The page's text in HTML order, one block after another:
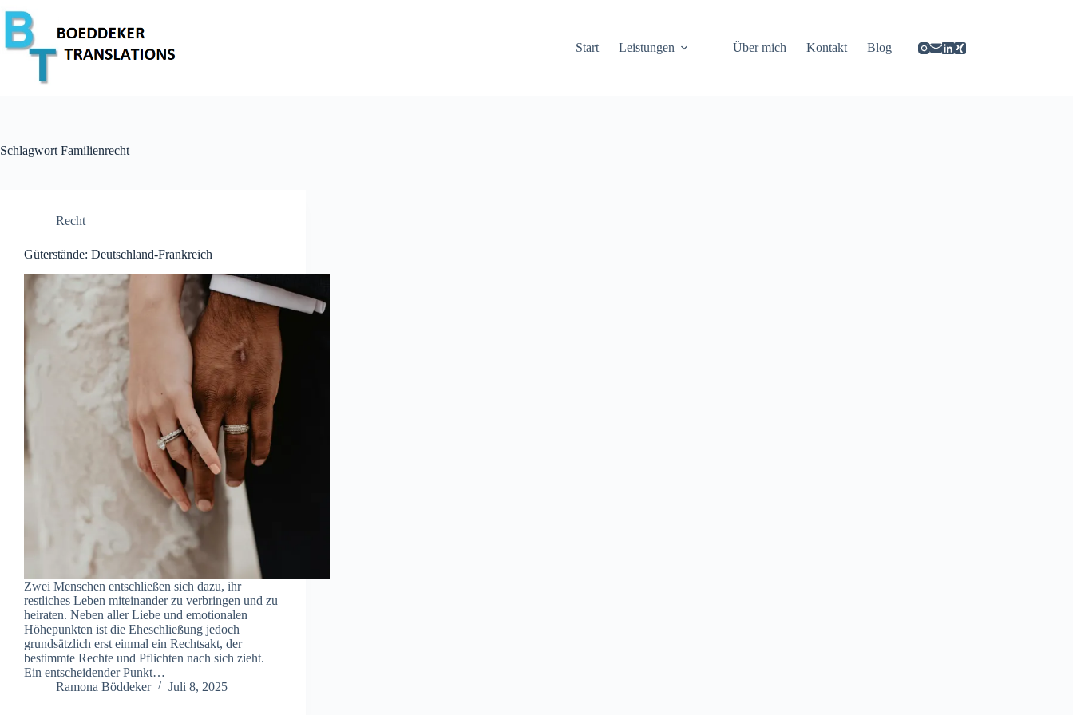
Inhalt
springen
Start
Leistungen Über mich Kontakt Blog
Schlagwort Familienrecht
Recht
Güterstände: Deutschland-Frankreich
Zwei Menschen entschließen sich dazu, ihr
restliches Leben miteinander zu verbringen und zu
heiraten. Neben aller Liebe und emotionalen
Höhepunkten ist die Eheschließung jedoch
grundsätzlich erst einmal ein Rechtsakt, der
bestimmte Rechte und Pflichten nach sich zieht.
Ein entscheidender Punkt…
Ramona Böddeker
Juli 8, 2025